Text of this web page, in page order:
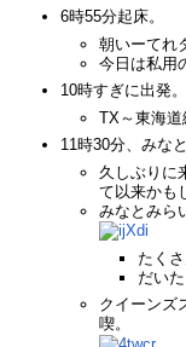
6時55分起床。
朝いーてれ
今日は私用
10時すぎに出発。
TX～東海道
11時30分、みな
久しぶりに
て以来かも
みなとみら
たく
だい
クイーンズ
喫。